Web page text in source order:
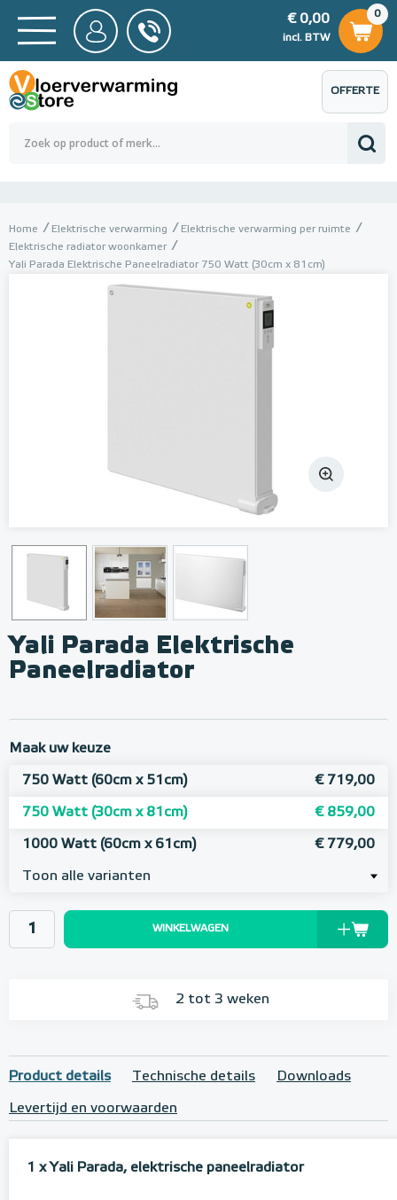
BTW
0,00
0
€ 0,00
incl. BTW
€ 0,00
OFFERTE
AANVRAGEN
Home Elektrische verwarming
Elektrische verwarming per ruimte
Elektrische radiator woonkamer
Yali Parada Elektrische Paneelradiator 750 Watt (30cm x 81cm)
Yali Parada Elektrische
Paneelradiator
Maak uw keuze
750 Watt (60cm x 51cm) € 719,00
750 Watt (30cm x 81cm) € 859,00
1000 Watt (60cm x 61cm) € 779,00
Toon alle varianten
WINKELWAGEN
2 tot 3 weken
Product details Technische details Downloads
Levertijd en voorwaarden
1 x Yali Parada, elektrische paneelradiator